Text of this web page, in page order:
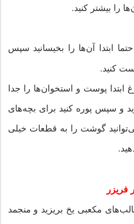
را بیشتر کنید.
ابتدا آن‌ها را بخیسانید سپس
کنید.
پوست و استخوان‌ها را جدا
و سپس پوره کنید برای بچه‌های
می‌توانید گوشت را به قطعات خیلی
فریزر
مکعبی یخ بریزید و منجمد